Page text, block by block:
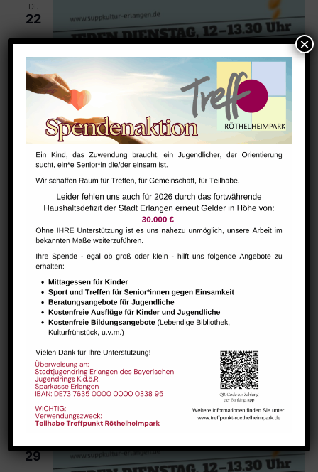
DI.
22
SuppKultur – gemütlicher Suppenschmaus
September 22 @ 12:00-13:30
SuppKultur – gemütlicher
Suppenschmaus
29